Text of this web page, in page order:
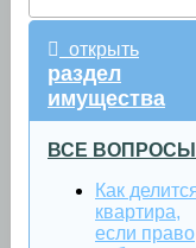
открыть
раздел
имущества
ВСЕ ВОПРОСЫ
Как
квартира,
если право